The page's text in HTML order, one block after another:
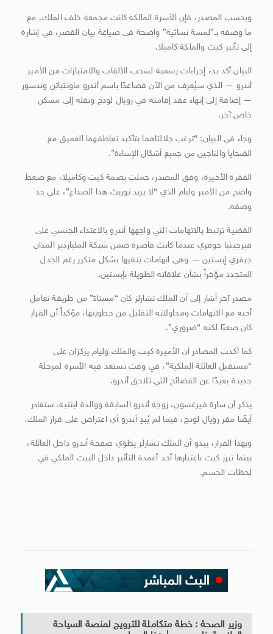
وبحسب المصدر، فإن الأسرة المالكة كانت مجمعة خلف الملك، مع
ما وصفه بـ”لمسة نسائية” واضحة فى صياغة بيان القصر، في إشارة
إلى تأثير كيت والملكة كاميلا.
البيان أكد بدء إجراءات رسمية لسحب الألقاب والامتيازات من الأمير
أندرو — الذي سيُعرف من الآن فصاعدًا باسم أندرو ماونتباتن وندسور
— إضافة إلى إنهاء عقد إقامته في رويال لودج ونقله إلى مسكن
خاص آخر.
وجاء في البيان: “ترغب جلالتاهما بتأكيد تعاطفهما العميق مع
الضحايا والناجين من جميع أشكال الإساءة”.
الفقرة الأخيرة، وفق المصدر، حملت بصمة كيت وكاميلا، مع ضغط
واضح من الأمير وليام الذي “لا يريد توريث هذا الصداع”، على حد
وصفه.
القضية ترتبط بالاتهامات التي واجهها أندرو بالاعتداء الجنسي على
فيرجينيا جوفري عندما كانت قاصرة ضمن شبكة الملياردير المدان
جيفري إبستين — وهي اتهامات ينفيها بشكل متكرر رغم الجدل
المتجدد مؤخراً بشأن علاقاته الطويلة بإبستين.
مصدر آخر أشار إلى أن الملك تشارلز كان “مستاءً” من طريقة تعامل
أخيه مع الاتهامات ومحاولاته التقليل من خطورتها، مؤكداً أن القرار
كان صعبًا لكنه “ضروري”.
كما أكدت المصادر أن الأميرة كيت والملك وليام يركزان على
“مستقبل العائلة الملكية”، في وقت تستعد فيه الأسرة لمرحلة
جديدة بعيدًا عن الفضائح التي تلاحق أندرو.
يذكر أن سارة فيرغسون، زوجة أندرو السابقة ووالدة ابنتيه، ستغادر
أيضًا مقر رويال لودج، فيما لم يُبدِ أندرو أي اعتراض على قرار الملك.
وبهذا القرار، يبدو أن الملك تشارلز يطوي صفحة أندرو داخل العائلة،
بينما تبرز كيت باعتبارها أحد أعمدة التأثير داخل البيت الملكي في
لحظات الحسم.
وزير الصحة : خطة متكاملة للترويج لمنصة السياحة